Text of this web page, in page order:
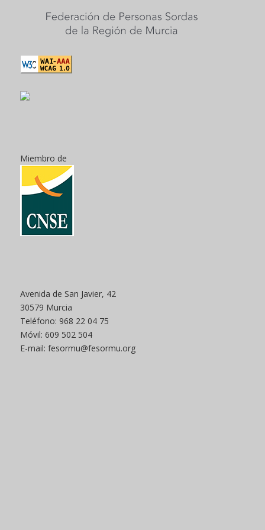
Miembro de
Avenida de San Javier, 42
30579 Murcia
Teléfono: 968 22 04 75
Móvil: 609 502 504
E-mail: fesormu@fesormu.org